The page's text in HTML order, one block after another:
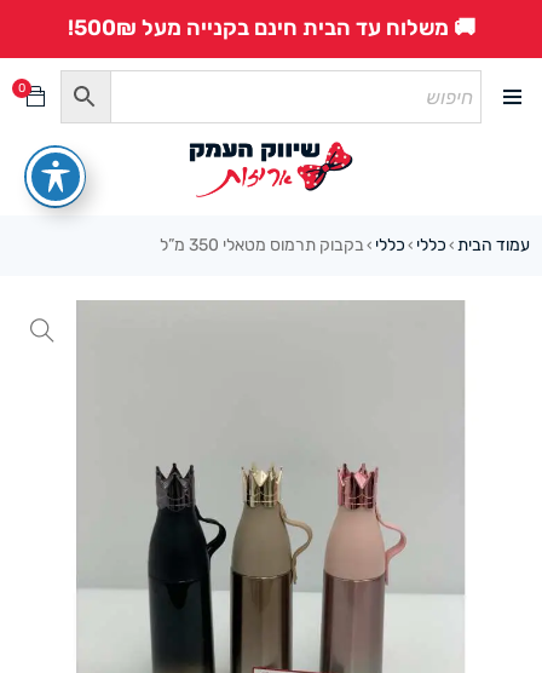
🚚 משלוח עד הבית חינם בקנייה מעל 500₪!
0
עמוד הבית › כללי › כללי ›בקבוק תרמוס מטאלי 350 מ”ל